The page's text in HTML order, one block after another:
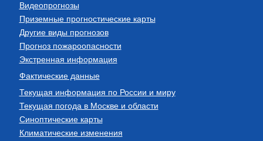
Видеопрогнозы
Приземные прогностические карты
Другие виды прогнозов
Прогноз пожароопасности
Экстренная информация
Фактические данные
Текущая информация по России и миру
Текущая погода в Москве и области
Синоптические карты
Климатические изменения